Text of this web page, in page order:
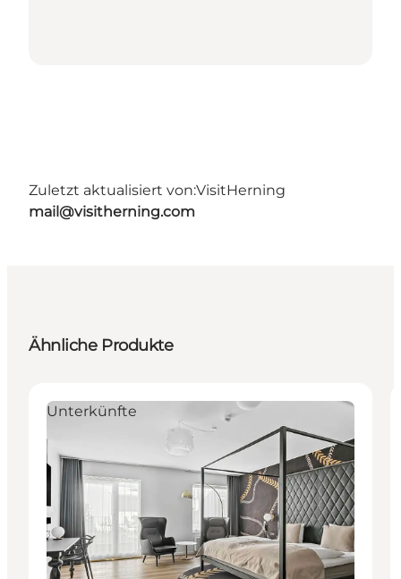
Zuletzt aktualisiert von:VisitHerning
mail@visitherning.com
Ähnliche Produkte
Unterkünfte